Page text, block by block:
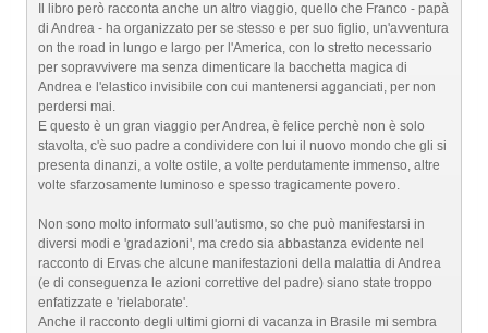
Il libro però racconta anche un altro viaggio, quello che Franco - papà
di Andrea - ha organizzato per se stesso e per suo figlio, un'avventura
on the road in lungo e largo per l'America, con lo stretto necessario
per sopravvivere ma senza dimenticare la bacchetta magica di
Andrea e l'elastico invisibile con cui mantenersi agganciati, per non
perdersi mai.
E questo è un gran viaggio per Andrea, è felice perchè non è solo
stavolta, c'è suo padre a condividere con lui il nuovo mondo che gli si
presenta dinanzi, a volte ostile, a volte perdutamente immenso, altre
volte sfarzosamente luminoso e spesso tragicamente povero.
Non sono molto informato sull'autismo, so che può manifestarsi in
diversi modi e 'gradazioni', ma credo sia abbastanza evidente nel
racconto di Ervas che alcune manifestazioni della malattia di Andrea
(e di conseguenza le azioni correttive del padre) siano state troppo
enfatizzate e 'rielaborate'.
Anche il racconto degli ultimi giorni di vacanza in Brasile mi sembra